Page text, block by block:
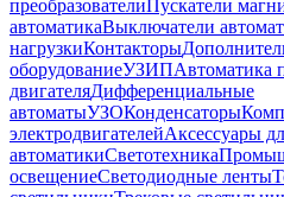
преобразователиПускатели
автоматикаВыключатели
нагрузкиКонтакторы
оборудованиеУЗИПАвтоматика
двигателяДифференциальные
автоматыУЗОКонденсаторы
электродвигателейАксессуары
автоматикиСветотехника
освещениеСветодиодные ленты